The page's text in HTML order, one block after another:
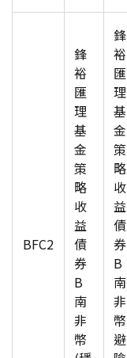
BFC2
鋒
裕
匯
理
基
金
策
略
收
益
債
券
B
南
非
幣
鋒
裕
匯
理
基
金
策
略
收
益
債
券
B
南
非
幣
避